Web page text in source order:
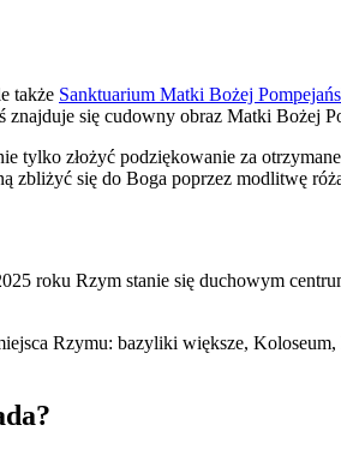
także Sanktuarium Matki Bożej
znajduje się cudowny obraz Matki Bożej
złożyć podziękowanie za
zbliżyć się do Boga poprzez modlitwę
roku Rzym stanie się duchowym
Rzymu: bazyliki większe,